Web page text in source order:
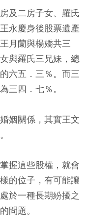
及二房子女、羅氏
永慶身後股票遺產
月蘭與楊嬌共三
與羅氏三兄妹，總
六五．三％。而三
三四．七％。
姻關係，其實王文
握這些股權，就會
的位子，有可能讓
於一種長期紛擾之
問題。